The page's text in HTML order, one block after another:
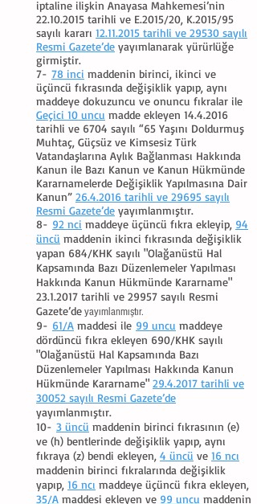
iptaline ilişkin Anayasa Mahkemesi’nin
22.10.2015 tarihli ve E.2015/20, K.2015/95
sayılı kararı 12.11.2015 tarihli ve 29530 sayılı
Resmi Gazete’de yayımlanarak yürürlüğe
girmiştir.
7- 78 inci maddenin birinci, ikinci ve
üçüncü fıkrasında değişiklik yapıp, aynı
maddeye dokuzuncu ve onuncu fıkralar ile
Geçici 10 uncu madde ekleyen 14.4.2016
tarihli ve 6704 sayılı “65 Yaşını Doldurmuş
Muhtaç, Güçsüz ve Kimsesiz Türk
Vatandaşlarına Aylık Bağlanması Hakkında
Kanun ile Bazı Kanun ve Kanun Hükmünde
Kararnamelerde Değişiklik Yapılmasına Dair
Kanun” 26.4.2016 tarihli ve 29695 sayılı
Resmi Gazete’de yayımlanmıştır.
8- 92 nci maddeye üçüncü fıkra ekleyip, 94
üncü maddenin ikinci fıkrasında değişiklik
yapan 684/KHK sayılı "Olağanüstü Hal
Kapsamında Bazı Düzenlemeler Yapılması
Hakkında Kanun Hükmünde Kararname"
23.1.2017 tarihli ve 29957 sayılı Resmi
Gazete’deyayımlanmıştır.
9- 61/A maddesi ile 99 uncu maddeye
dördüncü fıkra ekleyen 690/KHK sayılı
"Olağanüstü Hal Kapsamında Bazı
Düzenlemeler Yapılması Hakkında Kanun
Hükmünde Kararname" 29.4.2017 tarihli ve
30052 sayılı Resmi Gazete’de
yayımlanmıştır.
10- 3 üncü maddenin birinci fıkrasının (e)
ve (h) bentlerinde değişiklik yapıp, aynı
fıkraya (z) bendi ekleyen, 4 üncü ve 16 ncı
maddenin birinci fıkralarında değişiklik
yapıp, 16 ncı maddeye üçüncü fıkra ekleyen,
35/A maddesi ekleyen ve 99 uncu maddenin